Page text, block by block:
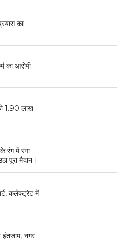
का
का आरोपी
1.90 लाख
रंग में रंगा
पूरा मैदान।
कलेक्ट्रेट में
इंतजाम, नगर